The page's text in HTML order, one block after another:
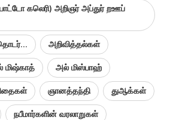
கலெரி) அறிஞர் அப்துர் றஊப்
அறிவித்தல்கள்
மிஷ்காத் அல் மிஸ்பாஹ்
ஞானத்தந்தி துஆக்கள்
நபீமார்களின் வரலாறுகள்